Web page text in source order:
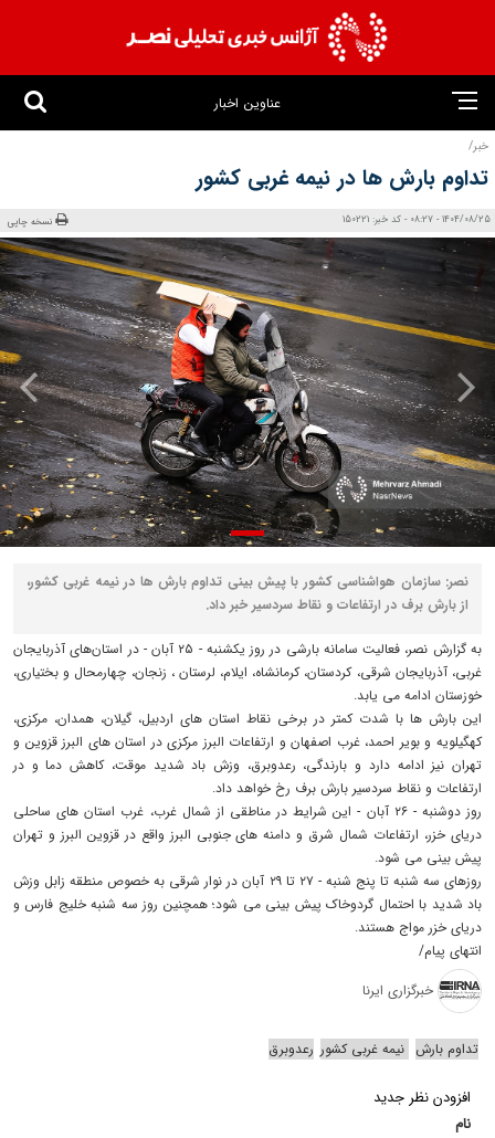
عناوین اخبار
خبر/
تداوم بارش ها در نیمه غربی کشور
1404/08/25 - 08:27 - کد خبر: 150221 نسخه چاپی
نصر: سازمان هواشناسی کشور با پیش بینی تداوم بارش ها در نیمه غربی کشور،
از بارش برف در ارتفاعات و نقاط سردسیر خبر داد.
به گزارش نصر، فعالیت سامانه بارشی در روز یکشنبه - ۲۵ آبان - در استان‌های آذربایجان
غربی، آذربایجان شرقی، کردستان، کرمانشاه، ایلام، لرستان ، زنجان، چهارمحال و بختیاری،
خوزستان ادامه می یابد.
این بارش ها با شدت کمتر در برخی نقاط استان های اردبیل، گیلان، همدان، مرکزی،
کهگیلویه و بویر احمد، غرب اصفهان و ارتفاعات البرز مرکزی در استان های البرز قزوین و
تهران نیز ادامه دارد و بارندگی، رعدوبرق، وزش باد شدید موقت، کاهش دما و در
ارتفاعات و نقاط سردسیر بارش برف رخ خواهد داد.
روز دوشنبه - ۲۶ آبان - این شرایط در مناطقی از شمال غرب، غرب استان های ساحلی
دریای خزر، ارتفاعات شمال شرق و دامنه های جنوبی البرز واقع در قزوین البرز و تهران
پیش بینی می شود.
روزهای سه شنبه تا پنج شنبه - ۲۷ تا ۲۹ آبان در نوار شرقی به خصوص منطقه زابل وزش
باد شدید با احتمال گردوخاک پیش بینی می شود؛ همچنین روز سه شنبه خلیج فارس و
دریای خزر مواج هستند.
انتهای پیام/
خبرگزاری ایرنا
تداوم بارش نیمه غربی کشور رعدوبرق
افزودن نظر جدید
نام